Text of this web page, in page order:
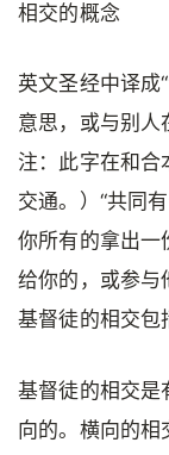
相交的概念
英文圣经中译成
意思，或与别人
注：此字在和合
交通。）“共同
你所有的拿出一
给你的，或参与
基督徒的相交包
基督徒的相交是
向的。横向的相